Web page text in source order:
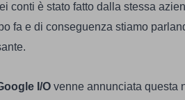
conti è stato fatto dalla stessa
fa e di conseguenza stiamo
I/O venne annunciata questa